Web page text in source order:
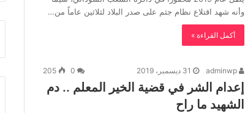
وأنه شهد اقتلاع نظام جثم على صدر البلاد لثلاثين عاماً من…
أكمل القراءة »
31 ديسمبر، 2019 205
إعدام الشر في قضية الخير المعلم .. دم
الشهيد ما راح